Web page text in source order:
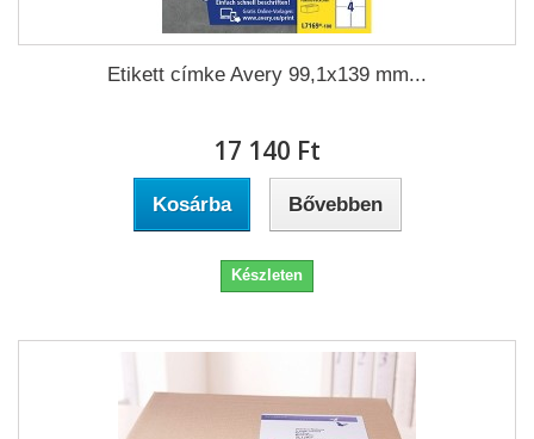
Etikett címke Avery 99,1x139 mm...
17 140 Ft‎
Kosárba Bővebben
Készleten